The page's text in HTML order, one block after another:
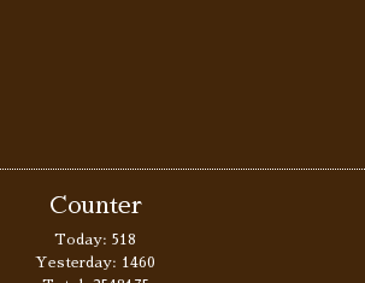
Counter
Today: 518
Yesterday: 1460